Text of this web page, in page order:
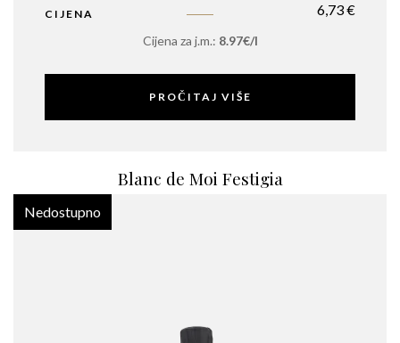
CIJENA 6,73€
Cijena za j.m.: 8.97€/l
PROČITAJ VIŠE
Blanc de Moi Festigia
Nedostupno